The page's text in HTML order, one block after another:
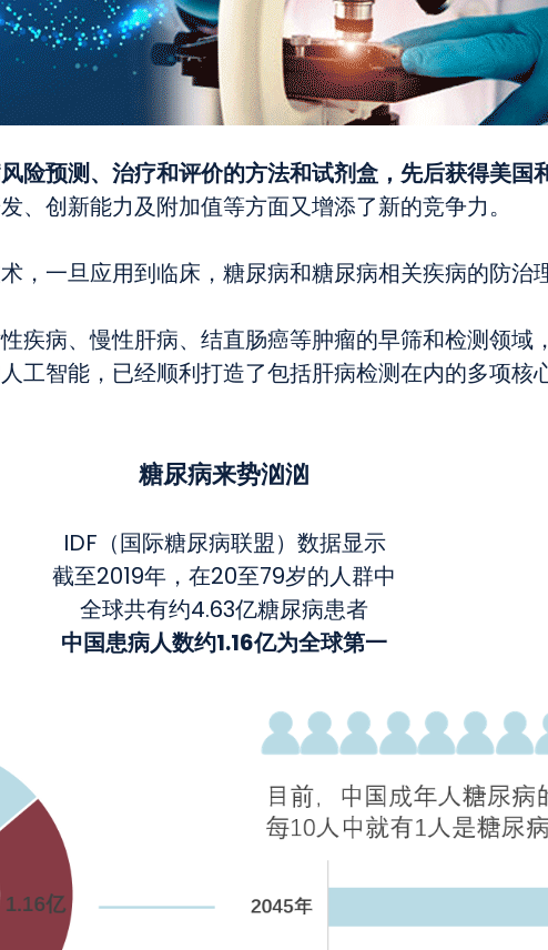
险预测、治疗和评价的方法和试剂盒，先后获得美国
、创新能力及附加值等方面又增添了新的竞争力。
，一旦应用到临床，糖尿病和糖尿病相关疾病的防治
疾病、慢性肝病、结直肠癌等肿瘤的早筛和检测领域
工智能，已经顺利打造了包括肝病检测在内的多项核
糖尿病来势汹汹
IDF（国际糖尿病联盟）数据显示
截至2019年，在20至79岁的人群中
全球共有约4.63亿糖尿病患者
中国患病人数约1.16亿为全球第一